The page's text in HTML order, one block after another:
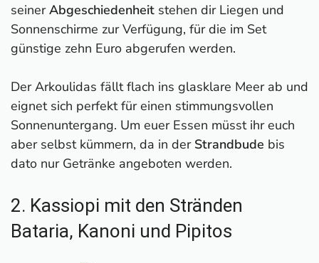
seinerAbgeschiedenheit stehen dir Liegen und
Sonnenschirme zur Verfügung, für die im Set
günstige zehn Euro abgerufen werden.
Der Arkoulidas fällt flach ins glasklare Meer ab und
eignet sich perfekt für einen stimmungsvollen
Sonnenuntergang. Um euer Essen müsst ihr euch
aber selbst kümmern, da in der Strandbude bis
dato nur Getränke angeboten werden.
2. Kassiopi mit den Stränden
Bataria, Kanoni und Pipitos